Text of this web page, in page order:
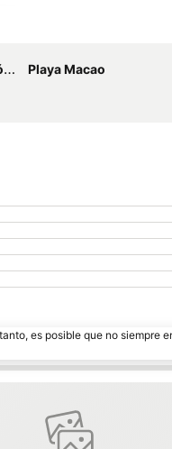
Playa Macao
es posible que no siempre
favoritos